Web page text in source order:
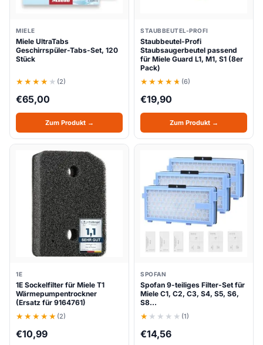
MIELE
Miele UltraTabs
Geschirrspüler-Tabs-Set, 120
Stück
(2)
€65,00
Zum Produkt →
STAUBBEUTEL-PROFI
Staubbeutel-Profi
Staubsaugerbeutel passend
für Miele Guard L1, M1, S1 (8er
Pack)
(6)
€19,90
Zum Produkt →
1E
1E Sockelfilter für Miele T1
Wärmepumpentrockner
(Ersatz für 9164761)
(2)
€10,99
SPOFAN
Spofan 9-teiliges Filter-Set für
Miele C1, C2, C3, S4, S5, S6,
S8…
(1)
€14,56